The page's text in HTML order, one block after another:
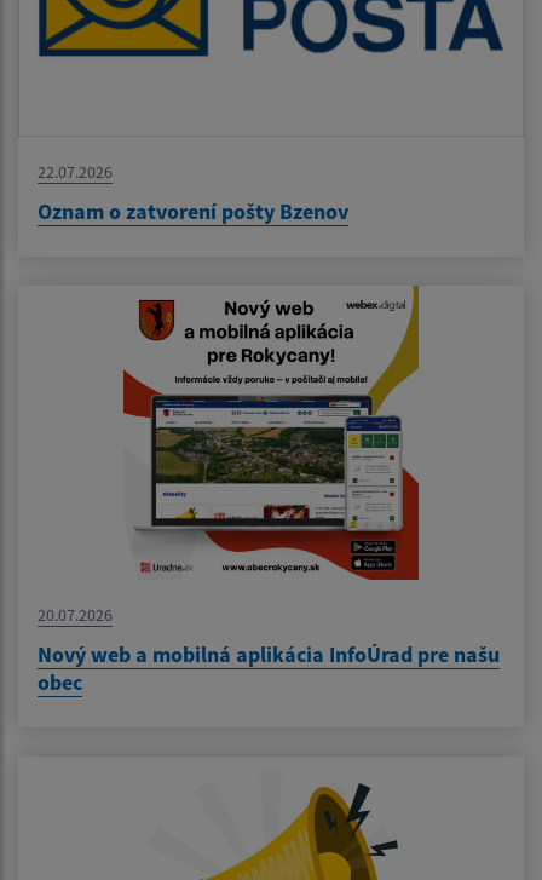
22.07.2026
Oznam o zatvorení pošty Bzenov
20.07.2026
Nový web a mobilná aplikácia InfoÚrad pre našu
obec